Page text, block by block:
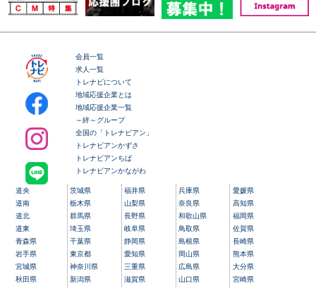
会員一覧
求人一覧
トレナビについて
地域応援企業とは
地域応援企業一覧
～絆～グループ
全国の「トレナビアン」
トレナビアンかずさ
トレナビアンちば
トレナビアンかながわ
道央
道南
道北
道東
青森県
岩手県
宮城県
秋田県
茨城県
栃木県
群馬県
埼玉県
千葉県
東京都
神奈川県
新潟県
福井県
山梨県
長野県
岐阜県
静岡県
愛知県
三重県
滋賀県
兵庫県
奈良県
和歌山県
鳥取県
島根県
岡山県
広島県
山口県
愛媛県
高知県
福岡県
佐賀県
長崎県
熊本県
大分県
宮崎県